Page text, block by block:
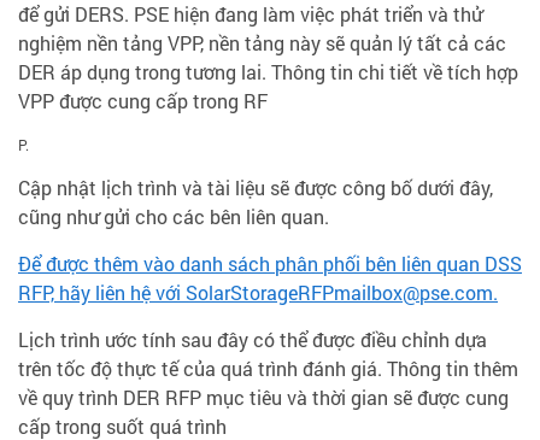
để gửi DERS. PSE hiện đang làm việc phát triển và thử
nghiệm nền tảng VPP, nền tảng này sẽ quản lý tất cả các
DER áp dụng trong tương lai. Thông tin chi tiết về tích hợp
VPP được cung cấp trong RF
P.
Cập nhật lịch trình và tài liệu sẽ được công bố dưới đây,
cũng như gửi cho các bên liên quan.
Để được thêm vào danh sách phân phối bên liên quan DSS
RFP, hãy liên hệ với SolarStorageRFPmailbox@pse.com.
Lịch trình ước tính sau đây có thể được điều chỉnh dựa
trên tốc độ thực tế của quá trình đánh giá. Thông tin thêm
về quy trình DER RFP mục tiêu và thời gian sẽ được cung
cấp trong suốt quá trình